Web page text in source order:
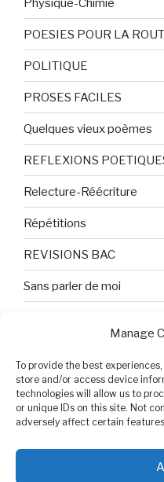
Manage
To provide the best
store and/or access device
technologies will allow us to
or unique IDs on this site. Not
adversely affect certain
Physique-Chimie
POESIES POUR LA
POLITIQUE
PROSES FACILES
Quelques vieux poèmes
REFLEXIONS
Relecture-Réécriture
Répétitions
REVISIONS BAC
Sans parler de moi
Tristesse et attente
Variable complexe